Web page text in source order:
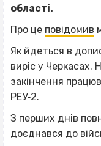
області.
Про це повідомив
Як йдеться в
виріс у Черкасах.
закінчення
РЕУ‐2.
З перших днів
доєднався до